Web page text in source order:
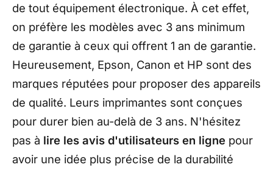
de tout équipement électronique. À cet effet,
on préfère les modèles avec 3 ans minimum
de garantie à ceux qui offrent 1 an de garantie.
Heureusement, Epson, Canon et HP sont des
marques réputées pour proposer des appareils
de qualité. Leurs imprimantes sont conçues
pour durer bien au-delà de 3 ans. N'hésitez
pas à lire les avis d'utilisateurs en ligne pour
avoir une idée plus précise de la durabilité